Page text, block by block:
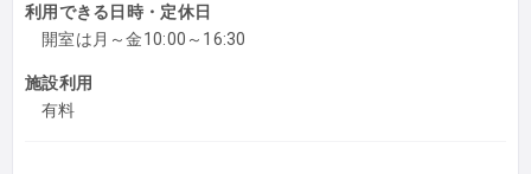
利用できる日時・定休日
開室は月～金10:00～16:30
施設利用
有料